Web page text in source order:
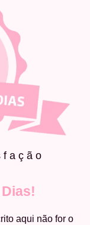
aqui não for o